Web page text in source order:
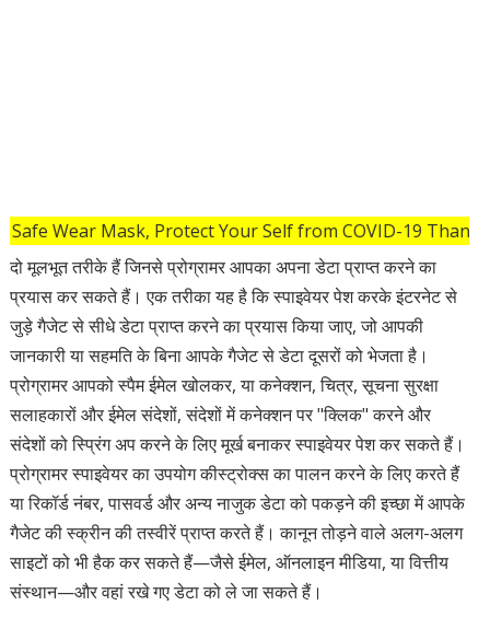
Mask, Protect Your Self from COVID-19 Thanks For Visit
दो मूलभूत तरीके हैं जिनसे प्रोग्रामर आपका अपना डेटा प्राप्त करने का
प्रयास कर सकते हैं। एक तरीका यह है कि स्पाइवेयर पेश करके इंटरनेट से
जुड़े गैजेट से सीधे डेटा प्राप्त करने का प्रयास किया जाए, जो आपकी
जानकारी या सहमति के बिना आपके गैजेट से डेटा दूसरों को भेजता है।
प्रोग्रामर आपको स्पैम ईमेल खोलकर, या कनेक्शन, चित्र, सूचना सुरक्षा
सलाहकारों और ईमेल संदेशों, संदेशों में कनेक्शन पर "क्लिक" करने और
संदेशों को स्प्रिंग अप करने के लिए मूर्ख बनाकर स्पाइवेयर पेश कर सकते हैं।
प्रोग्रामर स्पाइवेयर का उपयोग कीस्ट्रोक्स का पालन करने के लिए करते हैं
या रिकॉर्ड नंबर, पासवर्ड और अन्य नाजुक डेटा को पकड़ने की इच्छा में आपके
गैजेट की स्क्रीन की तस्वीरें प्राप्त करते हैं। कानून तोड़ने वाले अलग-अलग
साइटों को भी हैक कर सकते हैं—जैसे ईमेल, ऑनलाइन मीडिया, या वित्तीय
संस्थान—और वहां रखे गए डेटा को ले जा सकते हैं।